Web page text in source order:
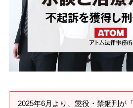
刑事事件の無料相談
接見・面会を弁護士に依頼
2025年6月より、懲役・禁錮刑が「